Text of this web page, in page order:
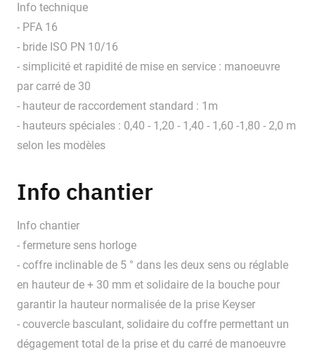
Info technique
- PFA 16
- bride ISO PN 10/16
- simplicité et rapidité de mise en service : manoeuvre
par carré de 30
- hauteur de raccordement standard : 1m
- hauteurs spéciales : 0,40 - 1,20 - 1,40 - 1,60 -1,80 - 2,0 m
selon les modèles
Info chantier
Info chantier
- fermeture sens horloge
- coffre inclinable de 5 ° dans les deux sens ou réglable
en hauteur de + 30 mm et solidaire de la bouche pour
garantir la hauteur normalisée de la prise Keyser
- couvercle basculant, solidaire du coffre permettant un
dégagement total de la prise et du carré de manoeuvre